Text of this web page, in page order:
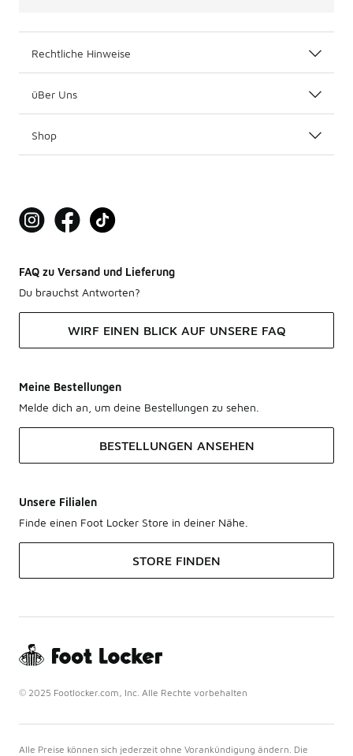
Rechtliche Hinweise
üBer Uns
Shop
FAQ zu Versand und Lieferung
Du brauchst Antworten?
WIRF EINEN BLICK AUF UNSERE FAQ
Meine Bestellungen
Melde dich an, um deine Bestellungen zu sehen.
BESTELLUNGEN ANSEHEN
Unsere Filialen
Finde einen Foot Locker Store in deiner Nähe.
STORE FINDEN
© 2025 Footlocker.com, Inc. Alle Rechte vorbehalten
Alle Preise können sich jederzeit ohne Vorankündigung ändern. Die